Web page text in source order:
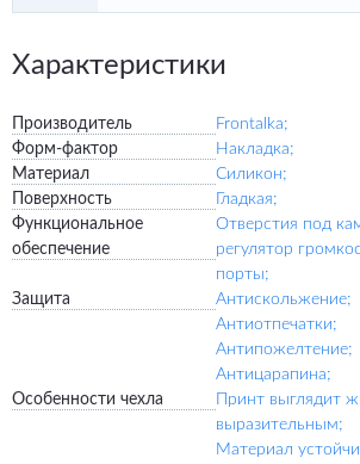
Характеристики
Производитель
Frontalka;
Форм-фактор
Накладка;
Материал
Силикон;
Поверхность
Гладкая;
Функциональное
обеспечение
Отверстия под
регулятор
порты;
Защита
Антискольжение;
Антиотпечатки;
Антипожелтение;
Антицарапина;
Особенности чехла
Принт выглядит
выразительным;
Материал